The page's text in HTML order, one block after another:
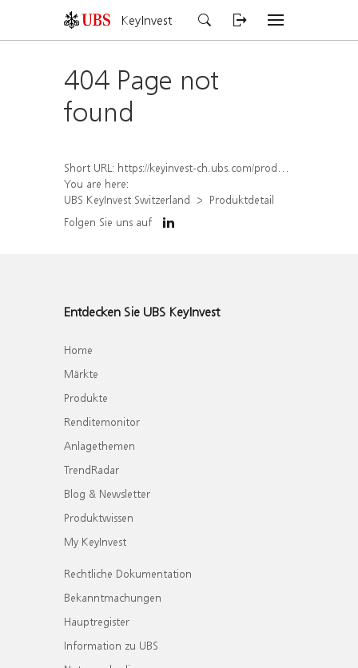
KeyInvest
404 Page not
found
Short URL: https://keyinvest-ch.ubs.com/produkt/detail/index/isin/CH1579653457
You are here:
UBS KeyInvest Switzerland
Produktdetail
Folgen Sie uns auf
Entdecken Sie UBS KeyInvest
Home
Märkte
Produkte
Renditemonitor
Anlagethemen
TrendRadar
Blog & Newsletter
Produktwissen
My KeyInvest
Rechtliche Dokumentation
Bekanntmachungen
Hauptregister
Information zu UBS